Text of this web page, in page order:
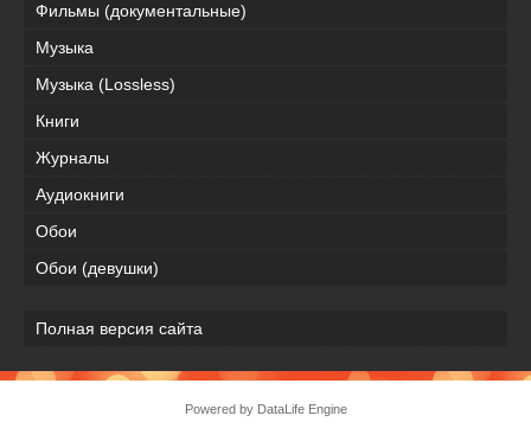
Фильмы (документальные)
Музыка
Музыка (Lossless)
Книги
Журналы
Аудиокниги
Обои
Обои (девушки)
Полная версия сайта
Powered by DataLife Engine